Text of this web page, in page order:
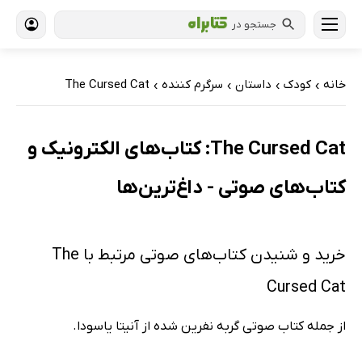
جستجو در
خانه › کودک › داستان › سرگرم کننده ›
The Cursed Cat
The Cursed Cat: کتاب‌های الکترونیک و
کتاب‌های صوتی - داغ‌ترین‌ها
خرید و شنیدن کتاب‌های صوتی مرتبط با The
Cursed Cat
از جمله کتاب صوتی گربه نفرین شده از آنیتا یاسودا.